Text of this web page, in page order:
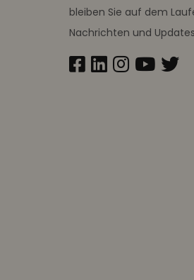
bleiben Sie auf dem
Nachrichten und